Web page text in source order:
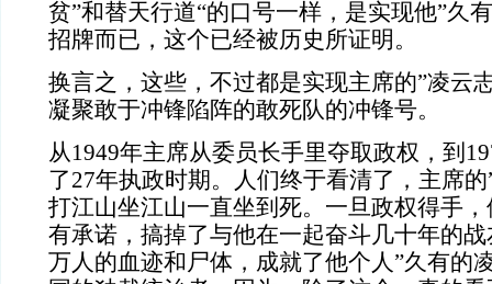
贫”和替天行道“的口号一样，是实现他”久
招牌而已，这个已经被历史所证明。
换言之，这些，不过都是实现主席的”凌云
凝聚敢于冲锋陷阵的敢死队的冲锋号。
从 1949年主席从委员长手里夺取政权，到
了27年执政时期。人们终于看清了，主席
打江山坐江山一直坐到死。一旦政权得手
有承诺，搞掉了与他在一起奋斗几十年的
万人的血迹和尸体，成就了他个人”久有